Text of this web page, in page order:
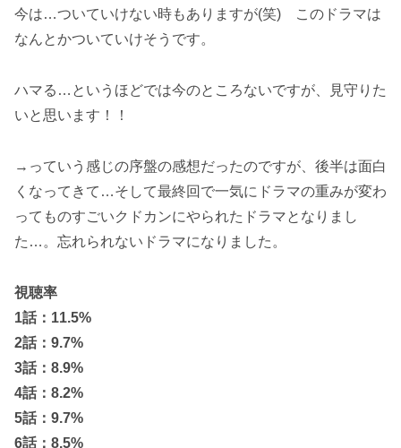
今は…ついていけない時もありますが(笑) このドラマは
なんとかついていけそうです。
ハマる…というほどでは今のところないですが、見守りた
いと思います！！
→っていう感じの序盤の感想だったのですが、後半は面白
くなってきて…そして最終回で一気にドラマの重みが変わ
ってものすごいクドカンにやられたドラマとなりまし
た…。忘れられないドラマになりました。
視聴率
1話：11.5%
2話：9.7%
3話：8.9%
4話：8.2%
5話：9.7%
6話：8.5%